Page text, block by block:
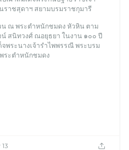
ราชสุดาฯ สยามบรมราชกุมารี
ณ พระตำหนักชมดง หัวหิน ตาม
สนิทวงศ์ ณอยุธยา ในงาน ๑๐๐ ปี
พระนางเจ้ารำไพพรรณี พระบรม
พระตำหนักชมดง
13